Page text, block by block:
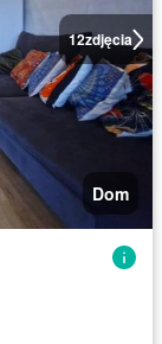
12zdjęcia
Dom